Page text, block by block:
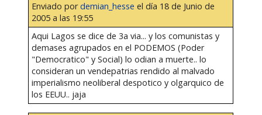
Enviado pordemian_hesse el día 18 de Junio de
2005 a las 19:55
Aqui Lagos se dice de 3a via... y los comunistas y
demases agrupados en el PODEMOS (Poder
"Democratico" y Social) lo odian a muerte.. lo
consideran un vendepatrias rendido al malvado
imperialismo neoliberal despotico y olgarquico de
los EEUU.. jaja